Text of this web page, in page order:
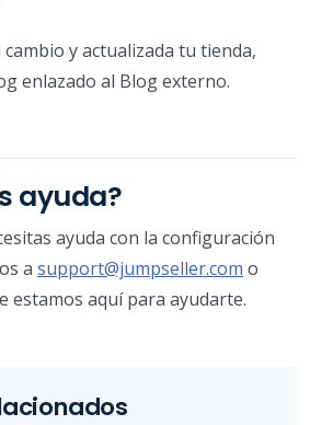
y actualizada tu tienda,
enlazado al Blog externo.
ayuda?
ayuda con la configuración
a support@jumpseller.com o
estamos aquí para ayudarte.